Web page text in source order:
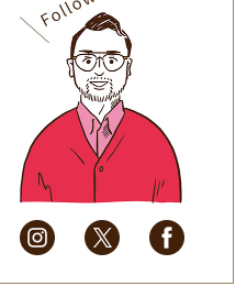
2025年9月(30)
2025年8月(31)
2025年7月(37)
2025年6月(48)
2025年5月
(41)
2025年4月
(32)
2025年3月(31)
2025年2月
(28)
2025年1月
(34)